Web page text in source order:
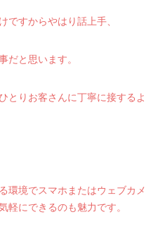
ですからやはり話上手、
だと思います。
とりお客さんに丁寧に接するよ
環境でスマホまたはウェブカメ
軽にできるのも魅力です。